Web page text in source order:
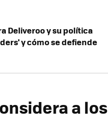
Deliveroo y su política
y cómo se defiende
a los